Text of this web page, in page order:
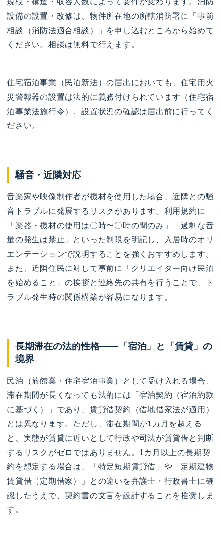
設備の設置・改修は、物件所在地の所轄消防署に「事前
相談（消防法適合相談）」を申し込むところから始めて
ください。相談は無料で行えます。
住宅宿泊事業（民泊新法）の届出においても、住宅用火
災警報器の設置は法的に義務付けられています（住宅宿
泊事業法施行令）。設置状況の確認は届出前に行ってく
ださい。
騒音・近隣対応
音楽家や映像制作者が機材を使用した場合、近隣との騒
音トラブルに発展するリスクがあります。利用規約に
「楽器・機材の使用は〇時〜〇時の間のみ」「過剰な音
量の発生は禁止」といった制限を明記し、入居時のオリ
エンテーションで説明することを強くおすすめします。
また、近隣住民に対して事前に「クリエイター向け民泊
を始めること」の挨拶と連絡先の共有を行うことで、ト
ラブル発生時の関係構築が容易になります。
長期滞在の法的性格——「宿泊」と「賃貸」の
境界
民泊（旅館業・住宅宿泊事業）として受け入れる場合、
滞在期間が長くなっても法的には「宿泊契約（宿泊約款
に基づく）」であり、賃貸借契約（借地借家法が適用）
とは異なります。ただし、滞在期間が1カ月を超える
と、実態が賃貸に近いとして行政や司法が賃貸借と判断
するリスクがゼロではありません。1カ月以上の長期契
約を想定する場合は、「特定短期賃貸借」や「定期建物
賃貸借（定期借家）」との違いを弁護士・行政書士に確
認したうえで、契約書の文言を設計することを推奨しま
す。